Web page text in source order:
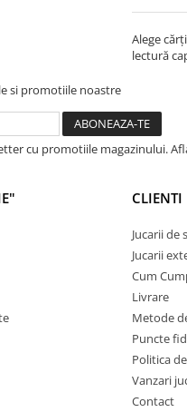
Alege
lectură
si promotiile noastre
cu promotiile magazinului.
CLIENTI
Jucarii de
Jucarii
Cum
Livrare
Metode
Puncte
Politica
Vanzari
Contact